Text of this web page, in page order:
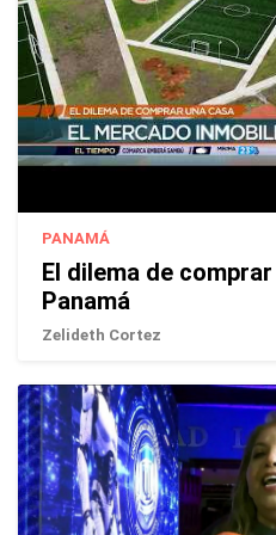
PANAMÁ
El dilema de
Panamá
Zelideth Cortez